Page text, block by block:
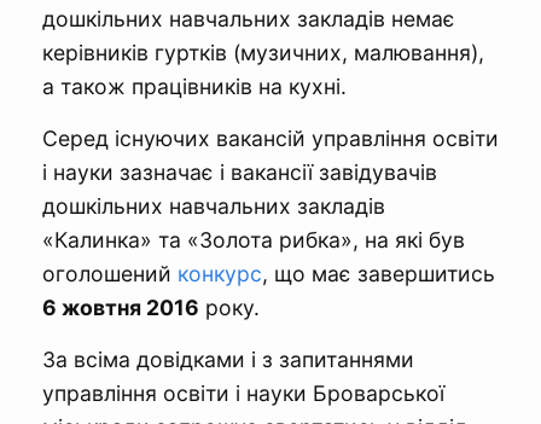
дошкільних навчальних закладів немає
керівників гуртків (музичних, малювання),
а також працівників на кухні.
Серед існуючих вакансій управління освіти
і науки зазначає і вакансії завідувачів
дошкільних навчальних закладів
«Калинка» та «Золота рибка», на які був
оголошений конкурс, що має завершитись
6 жовтня 2016 року.
За всіма довідками і з запитаннями
управління освіти і науки Броварської